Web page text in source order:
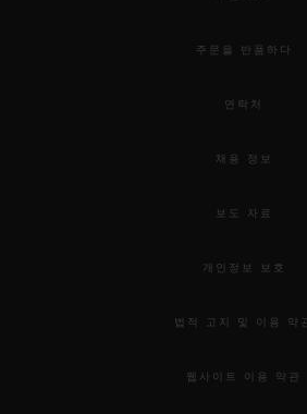
주문을 반품하다
연락처
채용 정보
보도 자료
개인정보 보호
법적 고지 및 이용 약관
웹사이트 이용 약관